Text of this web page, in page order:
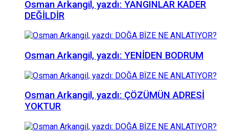
Osman Arkangil, yazdı: YANGINLAR KADER
DEĞİLDİR
Osman Arkangil, yazdı: YENİDEN BODRUM
Osman Arkangil, yazdı: ÇÖZÜMÜN ADRESİ
YOKTUR